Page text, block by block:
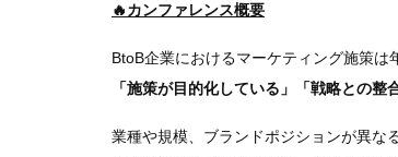
🔥カンファレンス概要
BtoB企業におけるマーケティング施策は
「施策が目的化している」「戦略との整
業種や規模、ブランドポジションが異な